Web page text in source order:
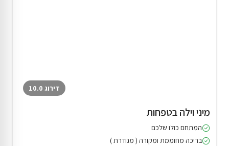
דירוג 10.0
מיני וילה בטפחות
המתחם כולו שלכם
בריכה מחוממת ומקורה ( מגודרת )